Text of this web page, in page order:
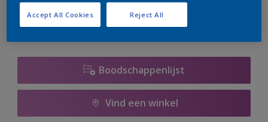
Boodschappenlijst
Vind een winkel
Reject All
Accept All Cookies